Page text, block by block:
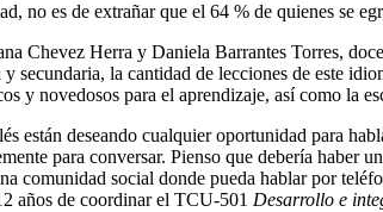
no es de extrañar que el 64 % de quienes se
Chevez Herra y Daniela Barrantes Torres,
secundaria, la cantidad de lecciones de este
y novedosos para el aprendizaje, así como la
están deseando cualquier oportunidad para
para conversar. Pienso que debería haber
comunidad social donde pueda hablar por
años de coordinar el TCU-501 Desarrollo e